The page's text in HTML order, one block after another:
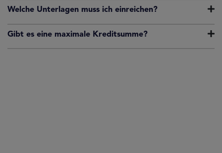
Welche Unterlagen muss ich einreichen?
Gibt es eine maximale Kreditsumme?